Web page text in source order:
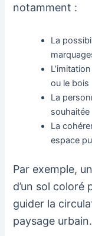
notamment :
La
ou le bois
La
souhaitée
La
espace
Par exemple,
d’un sol coloré
guider la
paysage urbain.